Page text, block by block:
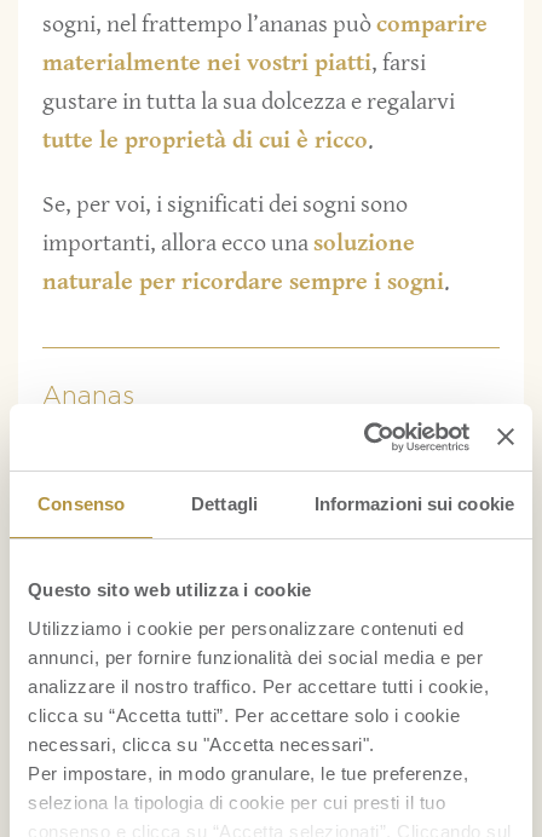
Consenso Dettagli Informazioni sui cookie
Questo sito web utilizza i cookie
Utilizziamo i cookie per personalizzare contenuti ed
annunci, per fornire funzionalità dei social media e per
analizzare il nostro traffico. Per accettare tutti i cookie,
clicca su “Accetta tutti”. Per accettare solo i cookie
necessari, clicca su "Accetta necessari".
Per impostare, in modo granulare, le tue preferenze,
seleziona la tipologia di cookie per cui presti il tuo
consenso e clicca su “Accetta selezionati”. Cliccando sul
sogni, nel frattempo l’ananas puòcomparire
materialmente nei vostri piatti, farsi
gustare in tutta la sua dolcezza e regalarvi
tutte le proprietà di cui è ricco.
Se, per voi, i significati dei sogni sono
importanti, allora ecco unasoluzione
naturale per ricordare sempre i sogni.
Ananas
RICETTE
Cocktail con ananas
Gelato alla banana fatto in casa